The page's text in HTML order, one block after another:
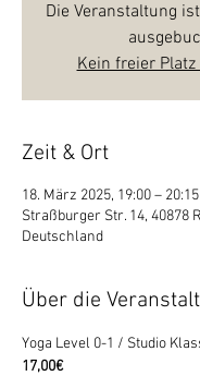
Die Veranstaltung
Kein freier
Zeit & Ort
18. März 2025, 19:00 – 20:15
Straßburger Str. 14, 40878
Deutschland
Über die
Yoga Level 0-1 / Studio
17,00€